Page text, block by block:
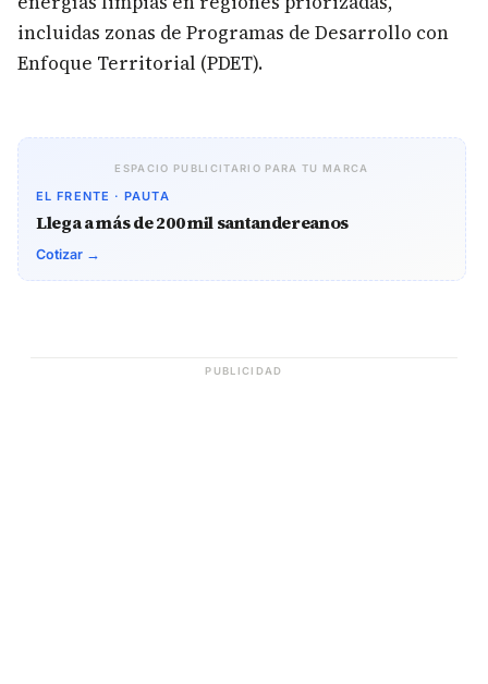
incluidas zonas de Programas de Desarrollo con
Enfoque Territorial (PDET).
ESPACIO PUBLICITARIO PARA TU MARCA
EL FRENTE · PAUTA
Llega a más de 200 mil santandereanos
Cotizar →
PUBLICIDAD